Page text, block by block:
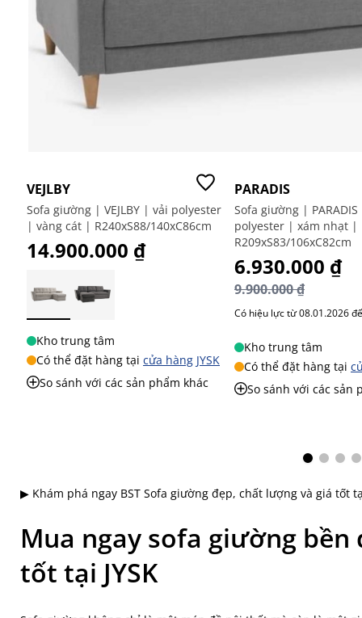
PARADIS
Sofa giường | PARADIS | vải
polyester | xám nhạt |
R209xS83/106xC82cm
GIÁ ĐẶC BIỆT
6.930.000 ₫
9.900.000 ₫
Kho trung tâm
Có thể đặt hàng tại cửa hàng JYSK
So sánh với các sản phẩm khác
MOMMARK
Sofa giường đổi góc |
vải polyester | be |
R222xS90/152xC83cm
GIÁ ĐẶC BIỆT
13.930.000 ₫
19.900.000 ₫
Có hiệu lực từ 08.01.2026
Kho trung tâm
Có thể đặt hàng tại
So sánh với các sản
▶ Khám phá ngay BST Sofa giường đẹp, chất lượng và giá tốt
Mua ngay sofa giường
tốt tại JYSK